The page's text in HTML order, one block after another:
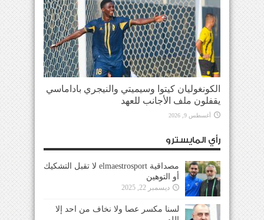
الكونغوليان كيتوا وسيميتي والنيجري باداماسي
يقفلون ملف الأجانب للعهد
أغسطس 9, 2026
رأي المايسترو
مصداقية elmaestrosport لا تقبل التشكيك
أو التوهين
ديسمبر 22, 2025
لسنا مكسر عصا ولا نخاف من احد إلا